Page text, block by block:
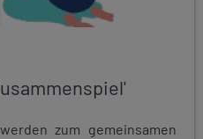
zum gemeinsamen